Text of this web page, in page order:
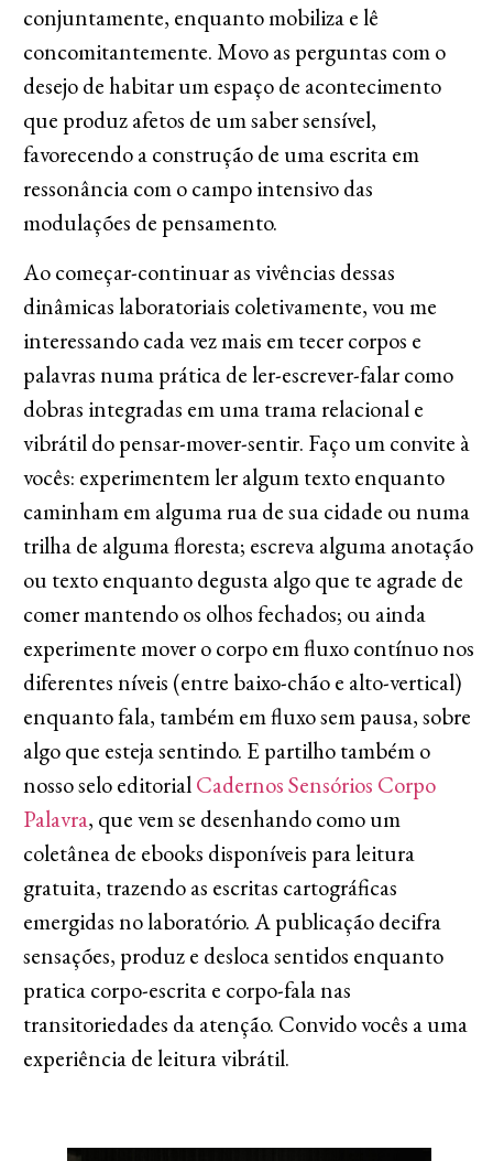
conjuntamente, enquanto mobiliza e lê
concomitantemente. Movo as perguntas com o
desejo de habitar um espaço de acontecimento
que produz afetos de um saber sensível,
favorecendo a construção de uma escrita em
ressonância com o campo intensivo das
modulações de pensamento.
Ao começar-continuar as vivências dessas
dinâmicas laboratoriais coletivamente, vou me
interessando cada vez mais em tecer corpos e
palavras numa prática de ler-escrever-falar como
dobras integradas em uma trama relacional e
vibrátil do pensar-mover-sentir. Faço um convite à
vocês: experimentem ler algum texto enquanto
caminham em alguma rua de sua cidade ou numa
trilha de alguma floresta; escreva alguma anotação
ou texto enquanto degusta algo que te agrade de
comer mantendo os olhos fechados; ou ainda
experimente mover o corpo em fluxo contínuo nos
diferentes níveis (entre baixo-chão e alto-vertical)
enquanto fala, também em fluxo sem pausa, sobre
algo que esteja sentindo. E partilho também o
nosso selo editorialCadernos Sensórios Corpo
Palavra, que vem se desenhando como um
coletânea de ebooks disponíveis para leitura
gratuita, trazendo as escritas cartográficas
emergidas no laboratório. A publicação decifra
sensações, produz e desloca sentidos enquanto
pratica corpo-escrita e corpo-fala nas
transitoriedades da atenção. Convido vocês a uma
experiência de leitura vibrátil.